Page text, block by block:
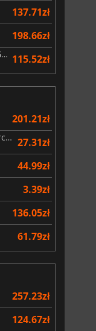
137.71zł
198.66zł
Avatar Legends The Fighting Game 115.52zł
201.21zł
HellSlave II Judgment of the Archon 27.31zł
44.99zł
3.39zł
136.05zł
61.79zł
257.23zł
124.67zł